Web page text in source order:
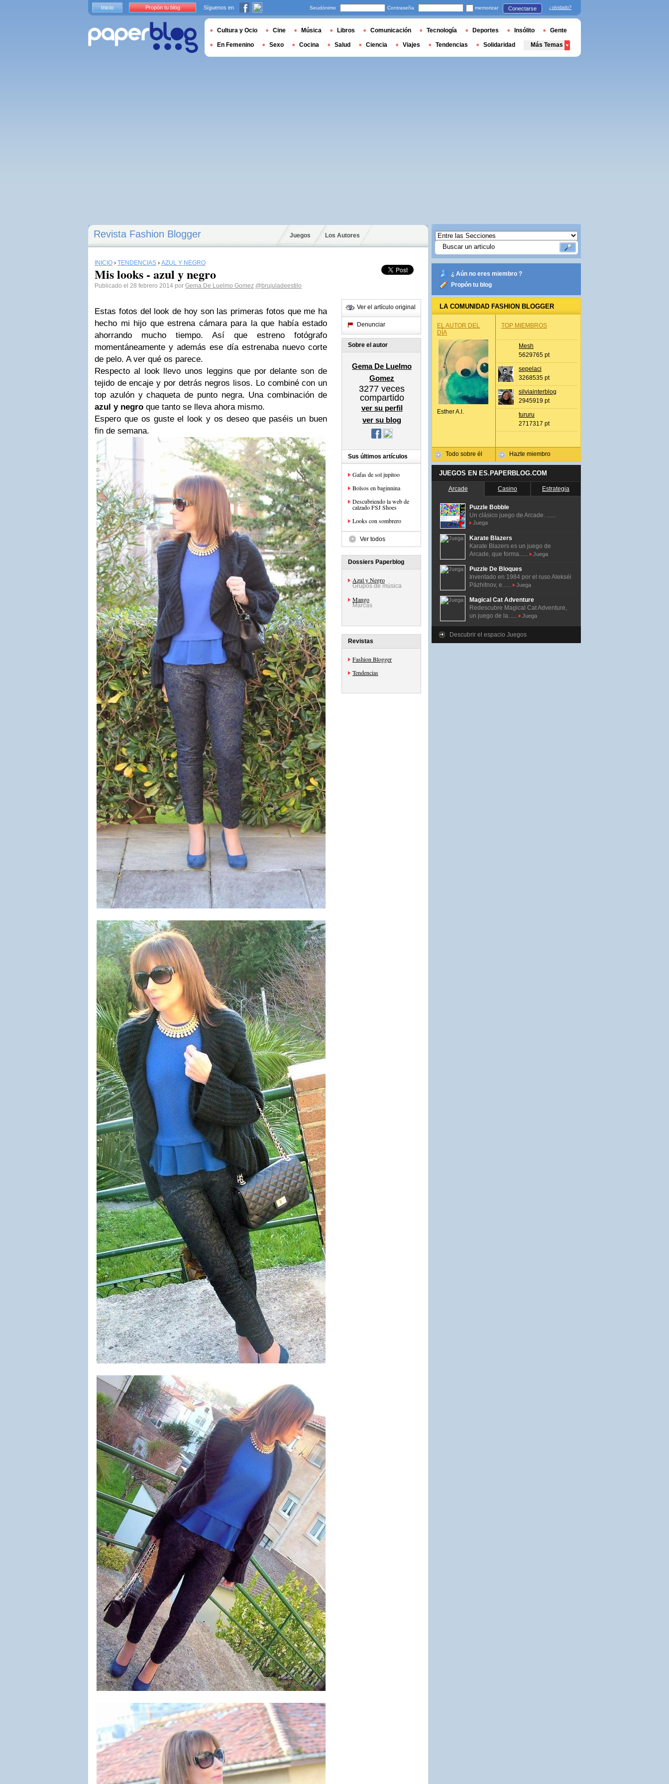
Revista Fashion Blogger Juegos Los Autores
INICIO › TENDENCIAS › AZUL Y NEGRO
Mis looks - azul y negro
Publicado el 28 febrero 2014 por Gema De Luelmo Gomez @brujuladeestilo
Estas fotos del look de hoy son las primeras fotos que me ha
hecho mi hijo que estrena cámara para la que había estado
ahorrando mucho tiempo. Así que estreno fotógrafo
momentáneamente y además ese día estrenaba nuevo corte
de pelo. A ver qué os parece.
Respecto al look llevo unos leggins que por delante son de
tejido de encaje y por detrás negros lisos. Lo combiné con un
top azulón y chaqueta de punto negra. Una combinación de
azul y negro que tanto se lleva ahora mismo.
Espero que os guste el look y os deseo que paséis un buen
fin de semana.
Ver el artículo original
Denunciar
Sobre el autor
Gema De Luelmo
Gomez
3277 veces
compartido
ver su perfil
ver su blog
Sus últimos artículos
Gafas de sol jupitoo
Bolsos en baginnina
Descubriendo la web de
calzado FSJ Shoes
Looks con sombrero
Ver todos
Dossiers Paperblog
Azul y Negro
Grupos de música
Mango
Marcas
Revistas
Fashion Blogger
Tendencias
¿ Aún no eres miembro ?
Propón tu blog
LA COMUNIDAD FASHION BLOGGER
EL AUTOR DEL
DÍA
Esther A.l.
Todo sobre él
TOP MIEMBROS
Mesh
5629765 pt
sepelaci
3268535 pt
silviainterblog
2945919 pt
tururu
2717317 pt
Hazte miembro
JUEGOS EN ES.PAPERBLOG.COM
Arcade Casino Estrategia
Puzzle Bobble
Un clásico juego de Arcade. ......
Juega
Karate Blazers
Karate Blazers es un juego de
Arcade, que forma......
Juega
Puzzle De Bloques
Inventado en 1984 por el ruso Alekséi
Pázhitnov, e......
Juega
Magical Cat Adventure
Redescubre Magical Cat Adventure,
un juego de la......
Juega
Descubrir el espacio Juegos
Inicio Propón tu blog Síguenos en Seudónimo Contraseña memorizar Conectarse ¿olvidado?
Cultura y Ocio Cine Música Libros Comunicación Tecnología Deportes Insólito Gente
En Femenino Sexo Cocina Salud Ciencia Viajes Tendencias Solidaridad Más Temas